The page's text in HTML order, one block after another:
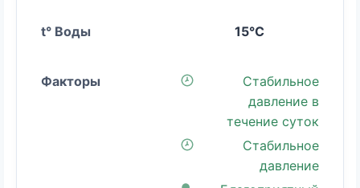
15°C
Стабильное
давление в
течение суток
Стабильное
давление